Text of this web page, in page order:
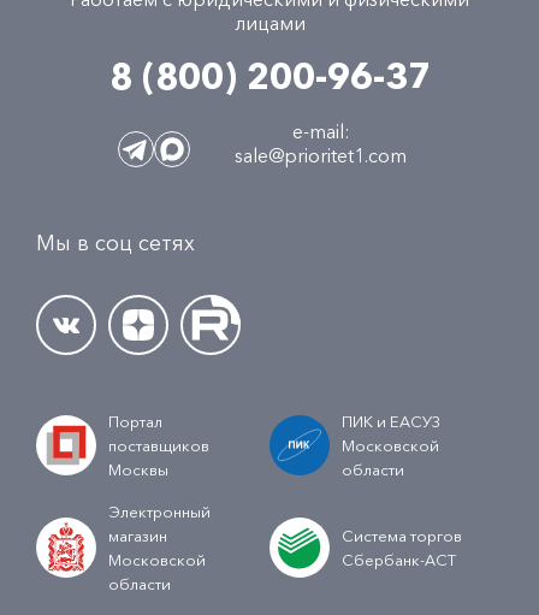
лицами
8 (800) 200-96-37
e-mail:
sale@prioritet1.com
Мы в соц сетях
Портал
поставщиков
Москвы
ПИК и ЕАСУЗ
Московской
области
Электронный
магазин
Московской
области
Система торгов
Сбербанк-АСТ